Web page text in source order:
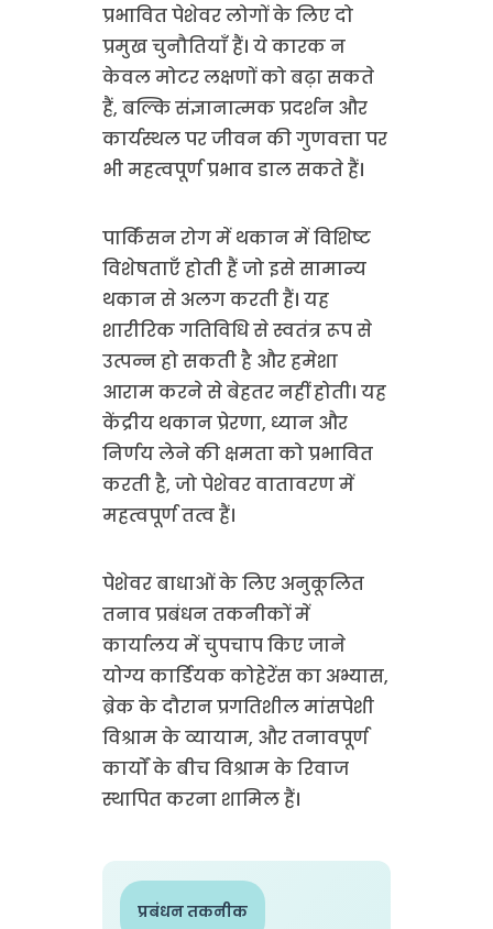
प्रभावित पेशेवर लोगों के लिए दो
प्रमुख चुनौतियाँ हैं। ये कारक न
केवल मोटर लक्षणों को बढ़ा सकते
हैं, बल्कि संज्ञानात्मक प्रदर्शन और
कार्यस्थल पर जीवन की गुणवत्ता पर
भी महत्वपूर्ण प्रभाव डाल सकते हैं।
पार्किंसन रोग में थकान में विशिष्ट
विशेषताएँ होती हैं जो इसे सामान्य
थकान से अलग करती हैं। यह
शारीरिक गतिविधि से स्वतंत्र रूप से
उत्पन्न हो सकती है और हमेशा
आराम करने से बेहतर नहीं होती। यह
केंद्रीय थकान प्रेरणा, ध्यान और
निर्णय लेने की क्षमता को प्रभावित
करती है, जो पेशेवर वातावरण में
महत्वपूर्ण तत्व हैं।
पेशेवर बाधाओं के लिए अनुकूलित
तनाव प्रबंधन तकनीकों में
कार्यालय में चुपचाप किए जाने
योग्य कार्डियक कोहेरेंस का अभ्यास,
ब्रेक के दौरान प्रगतिशील मांसपेशी
विश्राम के व्यायाम, और तनावपूर्ण
कार्यों के बीच विश्राम के रिवाज
स्थापित करना शामिल हैं।
प्रबंधन तकनीक